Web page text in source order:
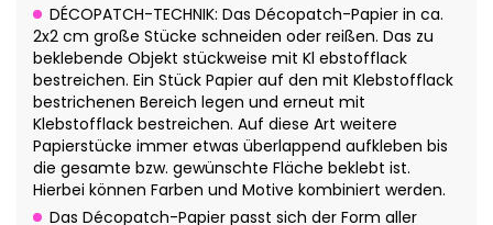
DÉCOPATCH-TECHNIK: Das Décopatch-Papier in ca.
2x2 cm große Stücke schneiden oder reißen. Das zu
beklebende Objekt stückweise mit Kl ebstofflack
bestreichen. Ein Stück Papier auf den mit Klebstofflack
bestrichenen Bereich legen und erneut mit
Klebstofflack bestreichen. Auf diese Art weitere
Papierstücke immer etwas überlappend aufkleben bis
die gesamte bzw. gewünschte Fläche beklebt ist.
Hierbei können Farben und Motive kombiniert werden.
Das Décopatch-Papier passt sich der Form aller